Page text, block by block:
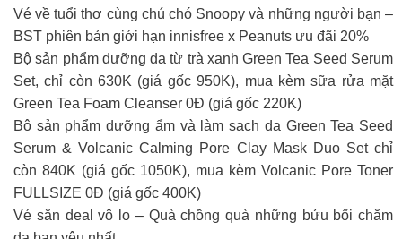
Vé về tuổi thơ cùng chú chó Snoopy và những người bạn –
BST phiên bản giới hạn innisfree x Peanuts ưu đãi 20%
Bộ sản phẩm dưỡng da từ trà xanh Green Tea Seed Serum
Set, chỉ còn 630K (giá gốc 950K), mua kèm sữa rửa mặt
Green Tea Foam Cleanser 0Đ (giá gốc 220K)
Bộ sản phẩm dưỡng ẩm và làm sạch da Green Tea Seed
Serum & Volcanic Calming Pore Clay Mask Duo Set chỉ
còn 840K (giá gốc 1050K), mua kèm Volcanic Pore Toner
FULLSIZE 0Đ (giá gốc 400K)
Vé săn deal vô lo – Quà chồng quà những bửu bối chăm